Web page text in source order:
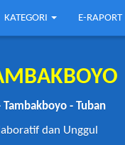
KATEGORI E-RAPORT
- Tuban
dan Unggul